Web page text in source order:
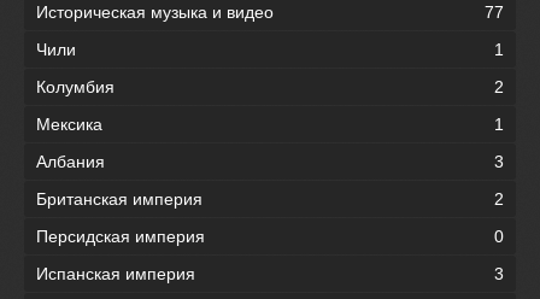
Историческая музыка и видео
77
Чили
1
Колумбия
2
Мексика
1
Албания
3
Британская империя
2
Персидская империя
0
Испанская империя
3